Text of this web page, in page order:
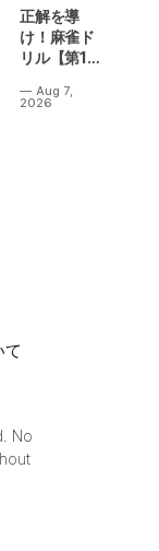
正解を導
け！麻雀ド
リル【第14
Aug 7,
2026
て
No